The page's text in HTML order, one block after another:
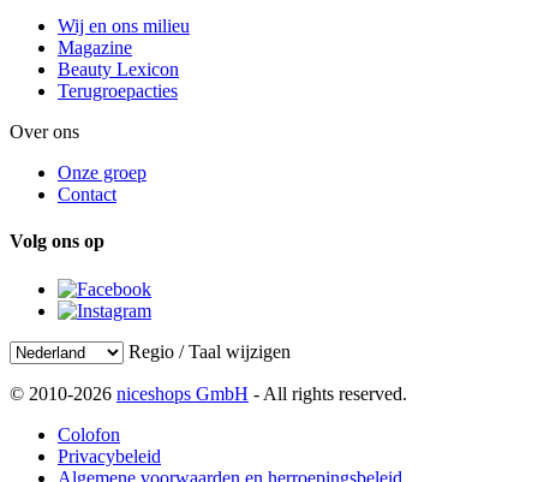
Wij en ons milieu
Magazine
Beauty Lexicon
Terugroepacties
Over ons
Onze groep
Contact
Volg ons op
Regio / Taal wijzigen
© 2010-2026 niceshops GmbH - All rights reserved.
Colofon
Privacybeleid
Algemene voorwaarden en herroepingsbeleid